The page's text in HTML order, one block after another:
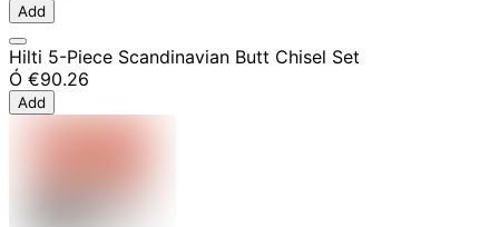
Add
Hilti 5-Piece Scandinavian Butt Chisel Set
Ó €90.26
Add